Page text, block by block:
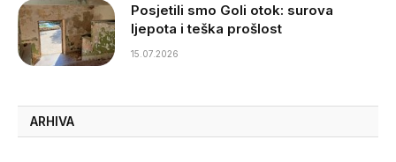
Posjetili smo Goli otok: surova
ljepota i teška prošlost
15.07.2026
ARHIVA